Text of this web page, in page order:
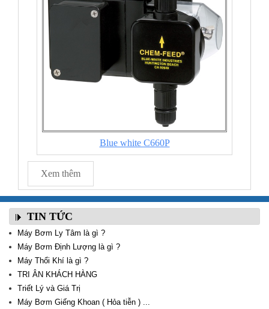
Blue white C660P
Xem thêm
TIN TỨC
Máy Bơm Ly Tâm là gì ?
Máy Bơm Định Lượng là gì ?
Máy Thổi Khí là gì ?
TRI ÂN KHÁCH HÀNG
Triết Lý và Giá Trị
Máy Bơm Giếng Khoan ( Hỏa tiễn ) ...